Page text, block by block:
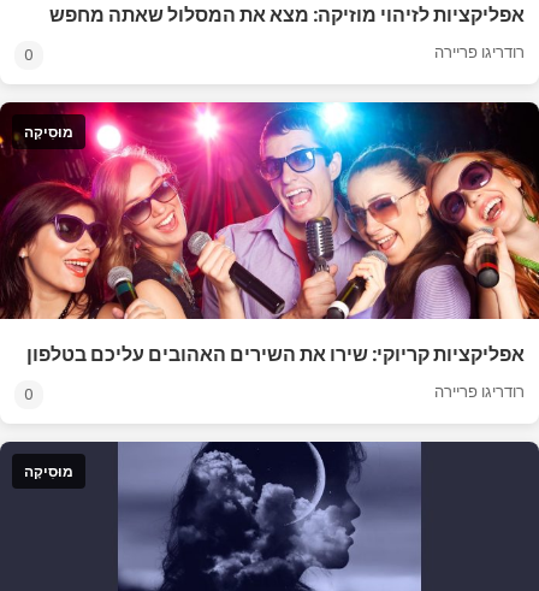
אפליקציות לזיהוי מוזיקה: מצא את המסלול שאתה מחפש
רודריגו פריירה 0
מוּסִיקָה
אפליקציות קריוקי: שירו את השירים האהובים עליכם בטלפון
רודריגו פריירה 0
מוּסִיקָה